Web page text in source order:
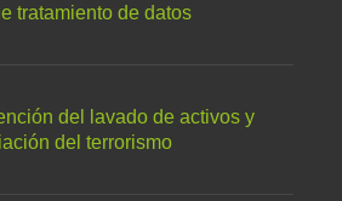
tratamiento de datos
del lavado de activos y
del terrorismo